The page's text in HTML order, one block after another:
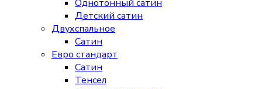
Однотонный сатин
Детский сатин
Двухспальное
Сатин
Евро стандарт
Сатин
Тенсел